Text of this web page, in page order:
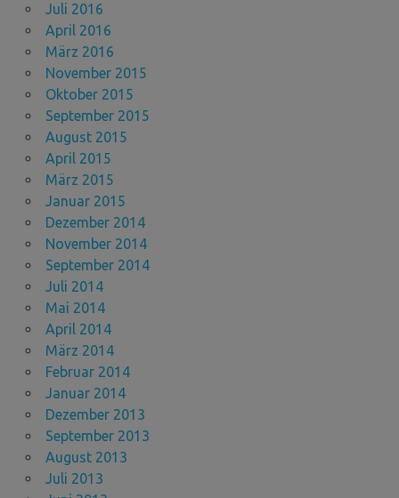
Juli 2016
April 2016
März 2016
November 2015
Oktober 2015
September 2015
August 2015
April 2015
März 2015
Januar 2015
Dezember 2014
November 2014
September 2014
Juli 2014
Mai 2014
April 2014
März 2014
Februar 2014
Januar 2014
Dezember 2013
September 2013
August 2013
Juli 2013